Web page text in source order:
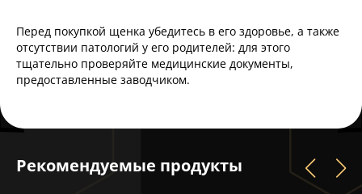
Перед покупкой щенка убедитесь в его здоровье, а также
отсутствии патологий у его родителей: для этого
тщательно проверяйте медицинские документы,
предоставленные заводчиком.
Рекомендуемые продукты